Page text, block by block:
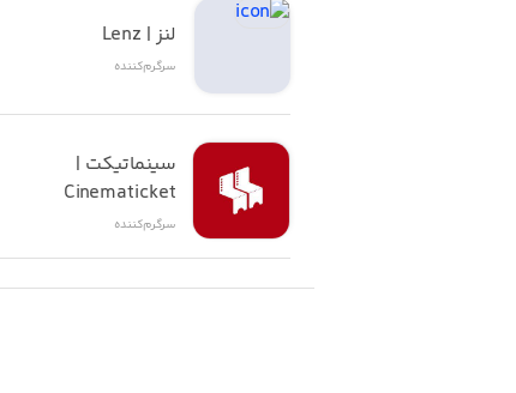
لنز | Lenz
سرگرم‌کننده
Cinematicket
سرگرم‌کننده